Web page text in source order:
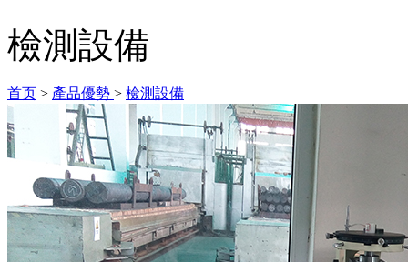
檢測設備
首页 > 產品優勢 > 檢測設備